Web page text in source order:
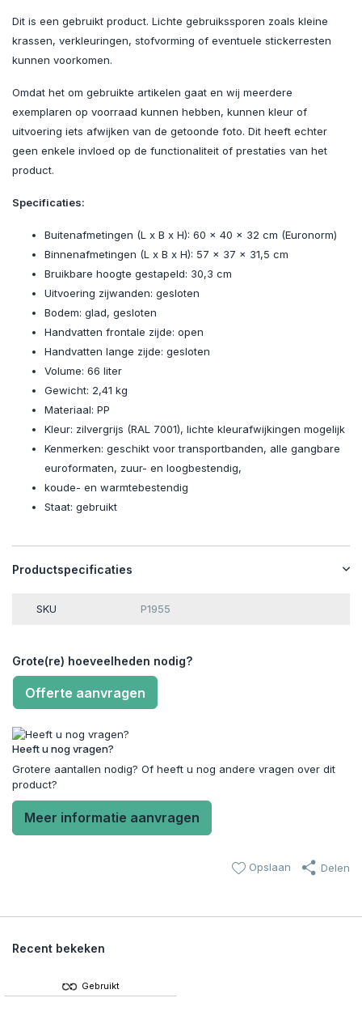
Dit is een gebruikt product. Lichte gebruikssporen zoals kleine
krassen, verkleuringen, stofvorming of eventuele stickerresten
kunnen voorkomen.
Omdat het om gebruikte artikelen gaat en wij meerdere
exemplaren op voorraad kunnen hebben, kunnen kleur of
uitvoering iets afwijken van de getoonde foto. Dit heeft echter
geen enkele invloed op de functionaliteit of prestaties van het
product.
Specificaties:
Buitenafmetingen (L x B x H): 60 x 40 x 32 cm (Euronorm)
Binnenafmetingen (L x B x H): 57 x 37 x 31,5 cm
Bruikbare hoogte gestapeld: 30,3 cm
Uitvoering zijwanden: gesloten
Bodem: glad, gesloten
Handvatten frontale zijde: open
Handvatten lange zijde: gesloten
Volume: 66 liter
Gewicht: 2,41 kg
Materiaal: PP
Kleur: zilvergrijs (RAL 7001), lichte kleurafwijkingen mogelijk
Kenmerken: geschikt voor transportbanden, alle gangbare
euroformaten, zuur- en loogbestendig,
koude- en warmtebestendig
Staat: gebruikt
Productspecificaties
SKU P1955
Grote(re) hoeveelheden nodig?
Offerte aanvragen
Heeft u nog vragen?
Grotere aantallen nodig? Of heeft u nog andere vragen over dit
product?
Meer informatie aanvragen
Opslaan Delen
Recent bekeken
Gebruikt